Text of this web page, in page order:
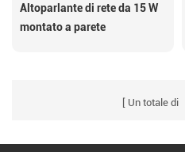
Altoparlante di rete da 15 W
montato a parete
Un totale di